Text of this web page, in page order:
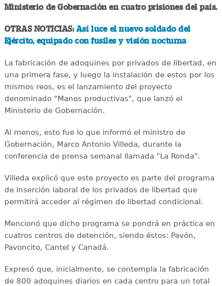
Ministerio de Gobernación en cuatro prisiones del país.
OTRAS NOTICIAS: Así luce el nuevo soldado del
Ejército, equipado con fusiles y visión nocturna
La fabricación de adoquines por privados de libertad, en
una primera fase, y luego la instalación de estos por los
mismos reos, es el lanzamiento del proyecto
denominado "Manos productivas", que lanzó el
Ministerio de Gobernación.
Al menos, esto fue lo que informó el ministro de
Gobernación, Marco Antonio Villeda, durante la
conferencia de prensa semanal llamada "La Ronda".
Villeda explicó que este proyecto es parte del programa
de inserción laboral de los privados de libertad que
permitirá acceder al régimen de libertad condicional.
Mencionó que dicho programa se pondrá en práctica en
cuatros centros de detención, siendo éstos: Pavón,
Pavoncito, Cantel y Canadá.
Expresó que, inicialmente, se contempla la fabricación
de 800 adoquines diarios en cada centro para un total